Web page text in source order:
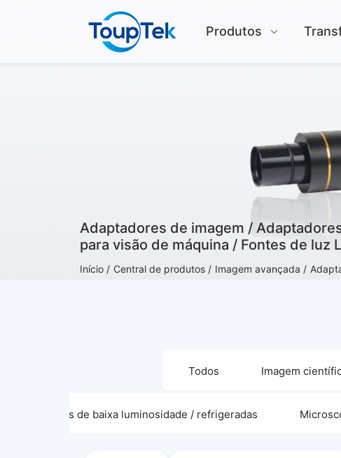
Produtos
Adaptadores de imagem /
para visão de máquina / Fontes de luz
Início / Central de produtos / Imagem avançada /
Todos Imagem
Câmeras de baixa luminosidade / refrigeradas